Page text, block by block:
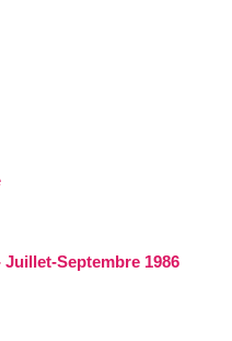
Juillet-Septembre 1986